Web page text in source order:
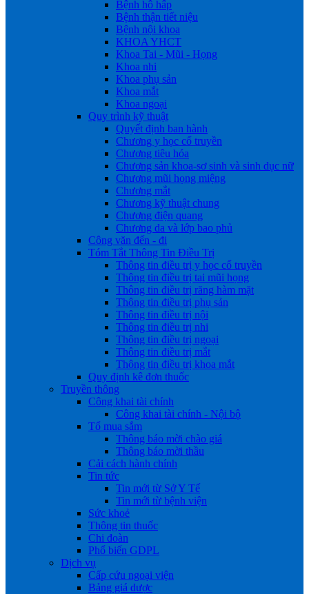
Bệnh hô hấp
Bệnh thận tiết niệu
Bệnh nội khoa
KHOA YHCT
Khoa Tai - Mũi - Họng
Khoa nhi
Khoa phụ sản
Khoa mắt
Khoa ngoại
Quy trình kỹ thuật
Quyết định ban hành
Chương y học cổ truyền
Chương tiêu hóa
Chương sản khoa-sơ sinh và sinh dục nữ
Chương mũi họng miệng
Chương mắt
Chương kỹ thuật chung
Chương điện quang
Chương da và lớp bao phủ
Công văn đến - đi
Tóm Tắt Thông Tin Điều Trị
Thông tin điều trị y học cổ truyền
Thông tin điều trị tai mũi họng
Thông tin điều trị răng hàm mặt
Thông tin điều trị phụ sản
Thông tin điều trị nội
Thông tin điều trị nhi
Thông tin điều trị ngoại
Thông tin điều trị mắt
Thông tin điều trị khoa mắt
Quy định kê đơn thuốc
Truyền thông
Công khai tài chính
Công khai tài chính - Nội bộ
Tổ mua sắm
Thông báo mời chào giá
Thông báo mời thầu
Cải cách hành chính
Tin tức
Tin mới từ Sở Y Tế
Tin mới từ bệnh viện
Sức khoẻ
Thông tin thuốc
Chi đoàn
Phổ biến GDPL
Dịch vụ
Cấp cứu ngoại viện
Bảng giá dược